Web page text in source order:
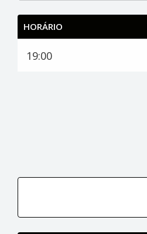
HORÁRIO
19:00